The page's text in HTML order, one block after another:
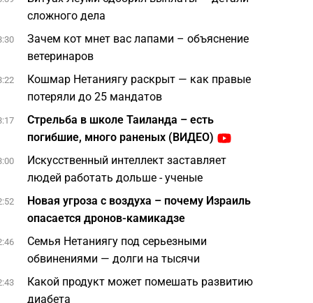
сложного дела
Зачем кот мнет вас лапами – объяснение
ветеринаров
Кошмар Нетаниягу раскрыт — как правые
потеряли до 25 мандатов
Стрельба в школе Таиланда – есть
погибшие, много раненых (ВИДЕО)
Искусственный интеллект заставляет
людей работать дольше - ученые
Новая угроза с воздуха – почему Израиль
опасается дронов-камикадзе
Семья Нетаниягу под серьезными
обвинениями — долги на тысячи
Какой продукт может помешать развитию
диабета